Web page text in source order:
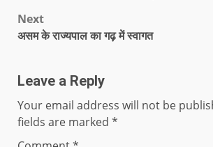
Next
असम के राज्यपाल का गढ़ में स्वागत
Leave a Reply
Your email address will not be
fields are marked *